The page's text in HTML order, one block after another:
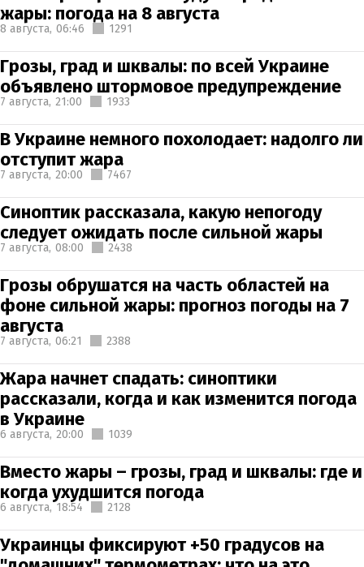
жары: погода на 8 августа
8 августа, 06:46 1291
Грозы, град и шквалы: по всей Украине
объявлено штормовое предупреждение
7 августа, 21:00 1933
В Украине немного похолодает: надолго ли
отступит жара
7 августа, 20:00 7467
Синоптик рассказала, какую непогоду
следует ожидать после сильной жары
7 августа, 08:00 2438
Грозы обрушатся на часть областей на
фоне сильной жары: прогноз погоды на 7
августа
7 августа, 06:21 2388
Жара начнет спадать: синоптики
рассказали, когда и как изменится погода
в Украине
6 августа, 20:00 1039
Вместо жары – грозы, град и шквалы: где и
когда ухудшится погода
6 августа, 18:54 2128
Украинцы фиксируют +50 градусов на